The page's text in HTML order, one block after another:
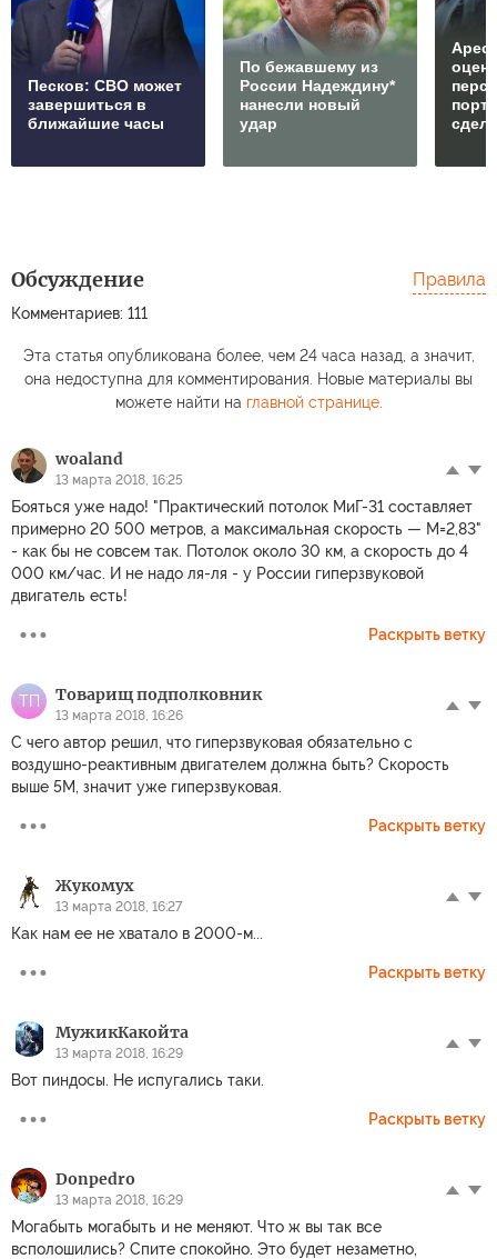
Песков: СВО может
завершиться в
ближайшие часы
По бежавшему из
России Надеждину*
нанесли новый
удар
Обсуждение
Комментариев: 111
Правила
Эта статья опубликована более, чем 24 часа назад, а значит,
она недоступна для комментирования. Новые материалы вы
можете найти на главной странице.
woaland
13 марта 2018, 16:25
Бояться уже надо! "Практический потолок МиГ-31 составляет
примерно 20 500 метров, а максимальная скорость — М=2,83"
- как бы не совсем так. Потолок около 30 км, а скорость до 4
000 км/час. И не надо ля-ля - у России гиперзвуковой
двигатель есть!
Раскрыть ветку
ТП Товарищ подполковник
13 марта 2018, 16:26
С чего автор решил, что гиперзвуковая обязательно с
воздушно-реактивным двигателем должна быть? Скорость
выше 5М, значит уже гиперзвуковая.
Раскрыть ветку
Жукомух
13 марта 2018, 16:27
Как нам ее не хватало в 2000-м...
Раскрыть ветку
МужикКакойта
13 марта 2018, 16:29
Вот пиндосы. Не испугались таки.
Раскрыть ветку
Donpedro
13 марта 2018, 16:29
Могабыть могабыть и не меняют. Что ж вы так все
всполошились? Спите спокойно. Это будет незаметно,